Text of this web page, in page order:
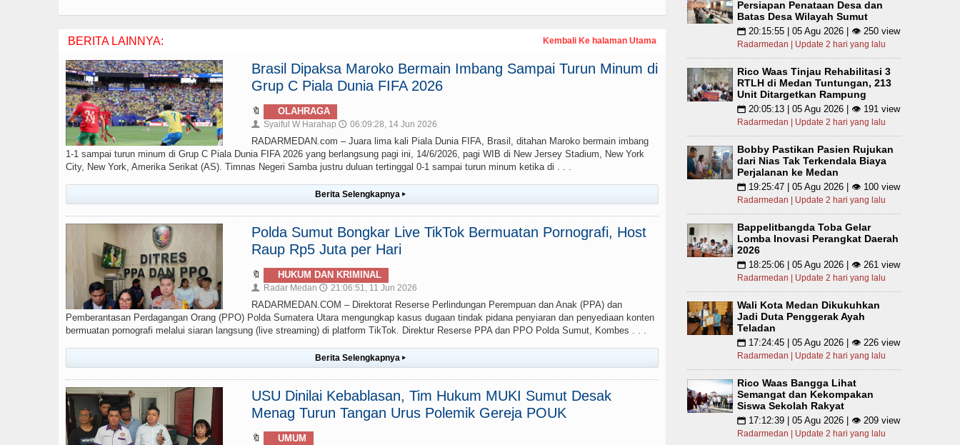
Kembali Ke halaman Utama
BERITA LAINNYA:
Brasil Dipaksa Maroko Bermain Imbang Sampai Turun Minum di
Grup C Piala Dunia FIFA 2026
🔖 OLAHRAGA
👤 Syaiful W Harahap 🕔 06:09:28, 14 Jun 2026
RADARMEDAN.com – Juara lima kali Piala Dunia FIFA, Brasil, ditahan Maroko bermain imbang
1-1 sampai turun minum di Grup C Piala Dunia FIFA 2026 yang berlangsung pagi ini, 14/6/2026, pagi WIB di New Jersey Stadium, New York
City, New York, Amerika Serikat (AS). Timnas Negeri Samba justru duluan tertinggal 0-1 sampai turun minum ketika di . . .
Berita Selengkapnya ▸
Polda Sumut Bongkar Live TikTok Bermuatan Pornografi, Host
Raup Rp5 Juta per Hari
🔖 HUKUM DAN KRIMINAL
👤 Radar Medan 🕔 21:06:51, 11 Jun 2026
RADARMEDAN.COM – Direktorat Reserse Perlindungan Perempuan dan Anak (PPA) dan
Pemberantasan Perdagangan Orang (PPO) Polda Sumatera Utara mengungkap kasus dugaan tindak pidana penyiaran dan penyediaan konten
bermuatan pornografi melalui siaran langsung (live streaming) di platform TikTok. Direktur Reserse PPA dan PPO Polda Sumut, Kombes . . .
Berita Selengkapnya ▸
USU Dinilai Kebablasan, Tim Hukum MUKI Sumut Desak
Menag Turun Tangan Urus Polemik Gereja POUK
🔖 UMUM
Persiapan Penataan Desa dan
Batas Desa Wilayah Sumut
📅 20:15:55 | 05 Agu 2026 | 👁 250 view
Radarmedan | Update 2 hari yang lalu
Rico Waas Tinjau Rehabilitasi 3
RTLH di Medan Tuntungan, 213
Unit Ditargetkan Rampung
📅 20:05:13 | 05 Agu 2026 | 👁 191 view
Radarmedan | Update 2 hari yang lalu
Bobby Pastikan Pasien Rujukan
dari Nias Tak Terkendala Biaya
Perjalanan ke Medan
📅 19:25:47 | 05 Agu 2026 | 👁 100 view
Radarmedan | Update 2 hari yang lalu
Bappelitbangda Toba Gelar
Lomba Inovasi Perangkat Daerah
2026
📅 18:25:06 | 05 Agu 2026 | 👁 261 view
Radarmedan | Update 2 hari yang lalu
Wali Kota Medan Dikukuhkan
Jadi Duta Penggerak Ayah
Teladan
📅 17:24:45 | 05 Agu 2026 | 👁 226 view
Radarmedan | Update 2 hari yang lalu
Rico Waas Bangga Lihat
Semangat dan Kekompakan
Siswa Sekolah Rakyat
📅 17:12:39 | 05 Agu 2026 | 👁 209 view
Radarmedan | Update 2 hari yang lalu